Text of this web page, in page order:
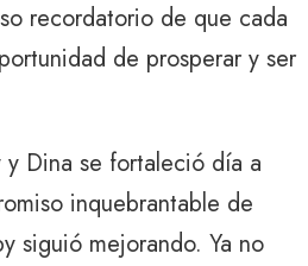
recordatorio de que cada
de prosperar y ser
Dina se fortaleció día a
inquebrantable de
siguió mejorando. Ya no